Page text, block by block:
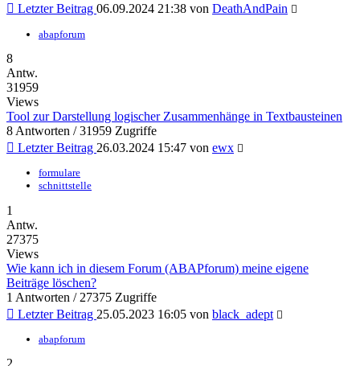
Letzter Beitrag 06.09.2024 21:38 von DeathAndPain
abapforum
8
Antw.
31959
Views
Tool zur Darstellung logischer Zusammenhänge in Textbausteinen
8 Antworten / 31959 Zugriffe
Letzter Beitrag 26.03.2024 15:47 von ewx
formulare
schnittstelle
1
Antw.
27375
Views
Wie kann ich in diesem Forum (ABAPforum) meine eigene
Beiträge löschen?
1 Antworten / 27375 Zugriffe
Letzter Beitrag 25.05.2023 16:05 von black_adept
abapforum